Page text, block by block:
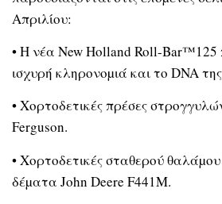
Απριλίου:
• H νέα New Holland Roll-Bar™125
ισχυρή κληρονοµιά και το DNA
• Xορτοδετικές πρέσες
Ferguson.
• Xορτοδετικές σταθερού
δέµατα John Deere F441M.